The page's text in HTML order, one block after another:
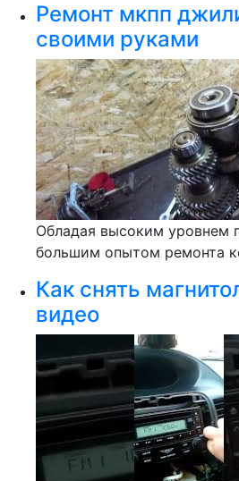
Ремонт мкпп
своими руками
Обладая высоким уровнем
большим опытом ремонта
Как снять
видео